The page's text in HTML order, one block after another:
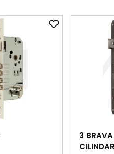
3
CILINDAR